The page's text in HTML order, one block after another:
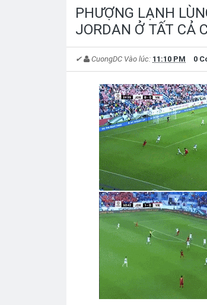
PHƯỢNG LẠNH
JORDAN Ở TẤT CẢ
✔ CuongDC Vào lúc: 11:10 PM 0